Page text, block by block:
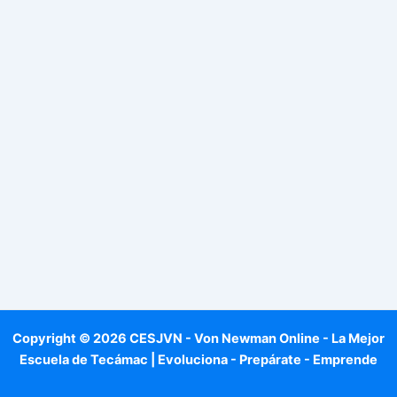
Copyright © 2026 CESJVN - Von Newman Online - La Mejor
Escuela de Tecámac | Evoluciona - Prepárate - Emprende